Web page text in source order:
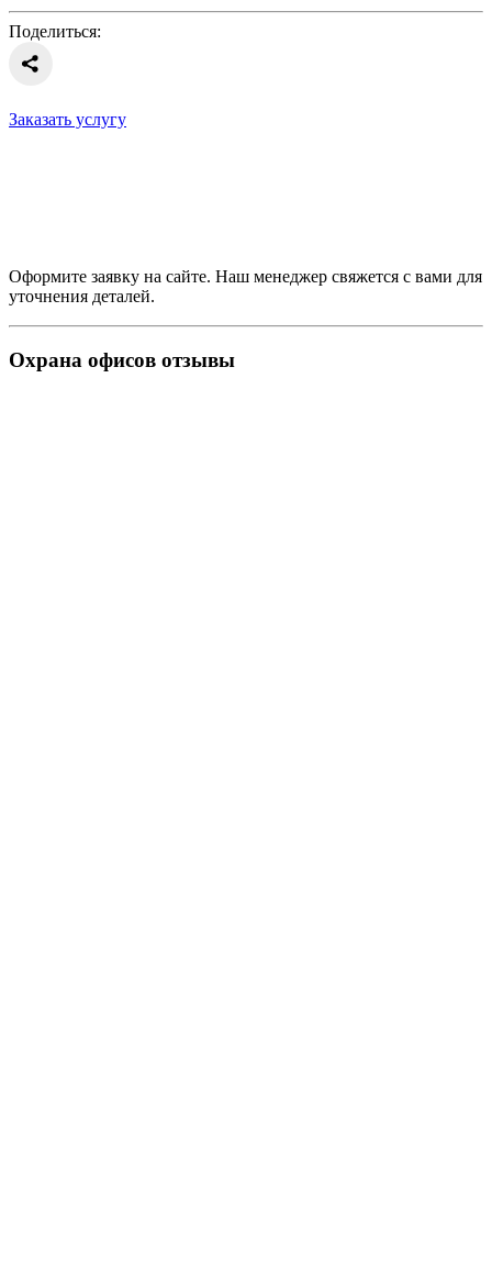
Поделиться:
Заказать услугу
Оформите заявку на сайте. Наш менеджер свяжется с вами для
уточнения деталей.
Охрана офисов отзывы